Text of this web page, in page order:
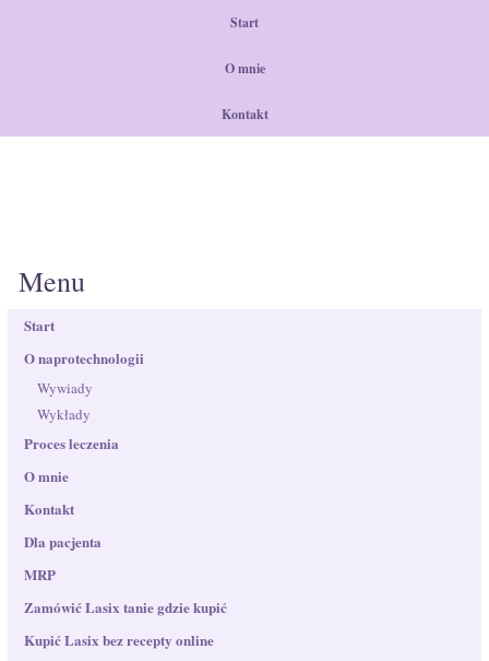
Start
O mnie
Kontakt
Menu
Start
O naprotechnologii
Wywiady
Wykłady
Proces leczenia
O mnie
Kontakt
Dla pacjenta
MRP
Zamówić Lasix tanie gdzie kupić
Kupić Lasix bez recepty online